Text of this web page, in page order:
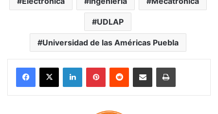
UDLAP
Universidad de las Américas Puebla
LinkedInPinterestReddit Share via Email Print